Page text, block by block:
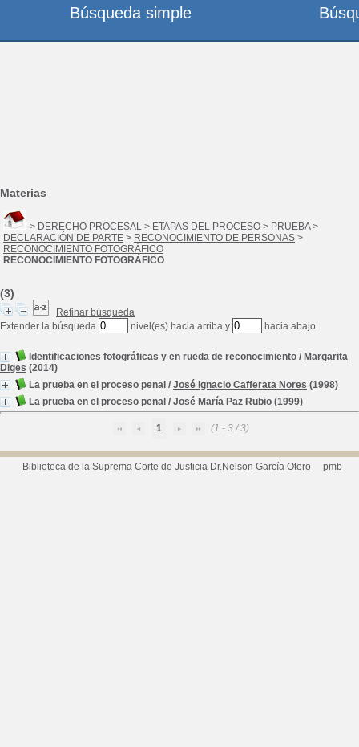
Materias
> DERECHO PROCESAL > ETAPAS DEL PROCESO > PRUEBA>
DECLARACIÓN DE PARTE > RECONOCIMIENTO DE PERSONAS >
RECONOCIMIENTO FOTOGRÁFICO
RECONOCIMIENTO FOTOGRÁFICO
(3)
Refinar búsqueda
Extender la búsqueda
nivel(es) hacia arriba y hacia abajo
Identificaciones fotográficas y en rueda de reconocimiento / Margarita
Diges (2014)
La prueba en el proceso penal / José Ignacio Cafferata Nores (1998)
La prueba en el proceso penal / José María Paz Rubio (1999)
1 (1 - 3 / 3)
Biblioteca de la Suprema Corte de Justicia Dr.Nelson García Otero pmb
Búsqueda simple